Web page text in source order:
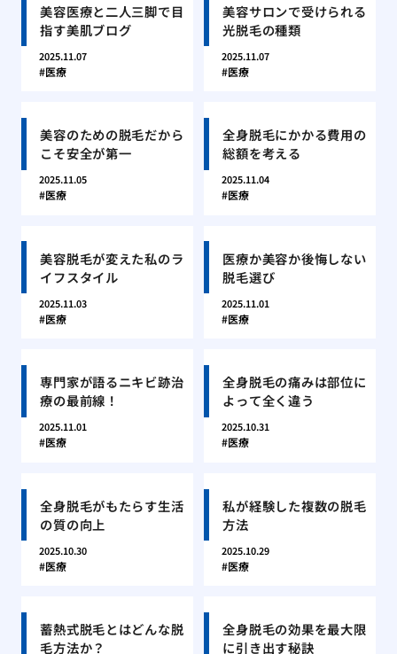
美容医療と二人三脚で目
指す美肌ブログ
2025.11.07
医療
美容サロンで受けられる
光脱毛の種類
2025.11.07
医療
美容のための脱毛だから
こそ安全が第一
2025.11.05
医療
全身脱毛にかかる費用の
総額を考える
2025.11.04
医療
美容脱毛が変えた私のラ
イフスタイル
2025.11.03
医療
医療か美容か後悔しない
脱毛選び
2025.11.01
医療
専門家が語るニキビ跡治
療の最前線！
2025.11.01
医療
全身脱毛の痛みは部位に
よって全く違う
2025.10.31
医療
全身脱毛がもたらす生活
の質の向上
2025.10.30
医療
私が経験した複数の脱毛
方法
2025.10.29
医療
蓄熱式脱毛とはどんな脱
毛方法か？
全身脱毛の効果を最大限
に引き出す秘訣